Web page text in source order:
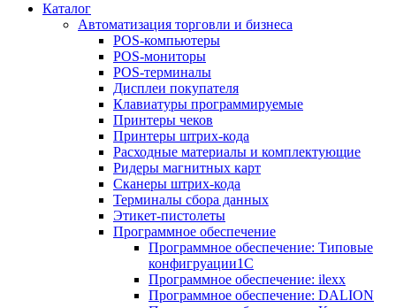
Каталог
Автоматизация торговли и бизнеса
POS-компьютеры
POS-мониторы
POS-терминалы
Дисплеи покупателя
Клавиатуры программируемые
Принтеры чеков
Принтеры штрих-кода
Расходные материалы и комплектующие
Ридеры магнитных карт
Сканеры штрих-кода
Терминалы сбора данных
Этикет-пистолеты
Программное обеспечение
Программное обеспечение: Типовые
конфигруации1С
Программное обеспечение: ilexx
Программное обеспечение: DALION